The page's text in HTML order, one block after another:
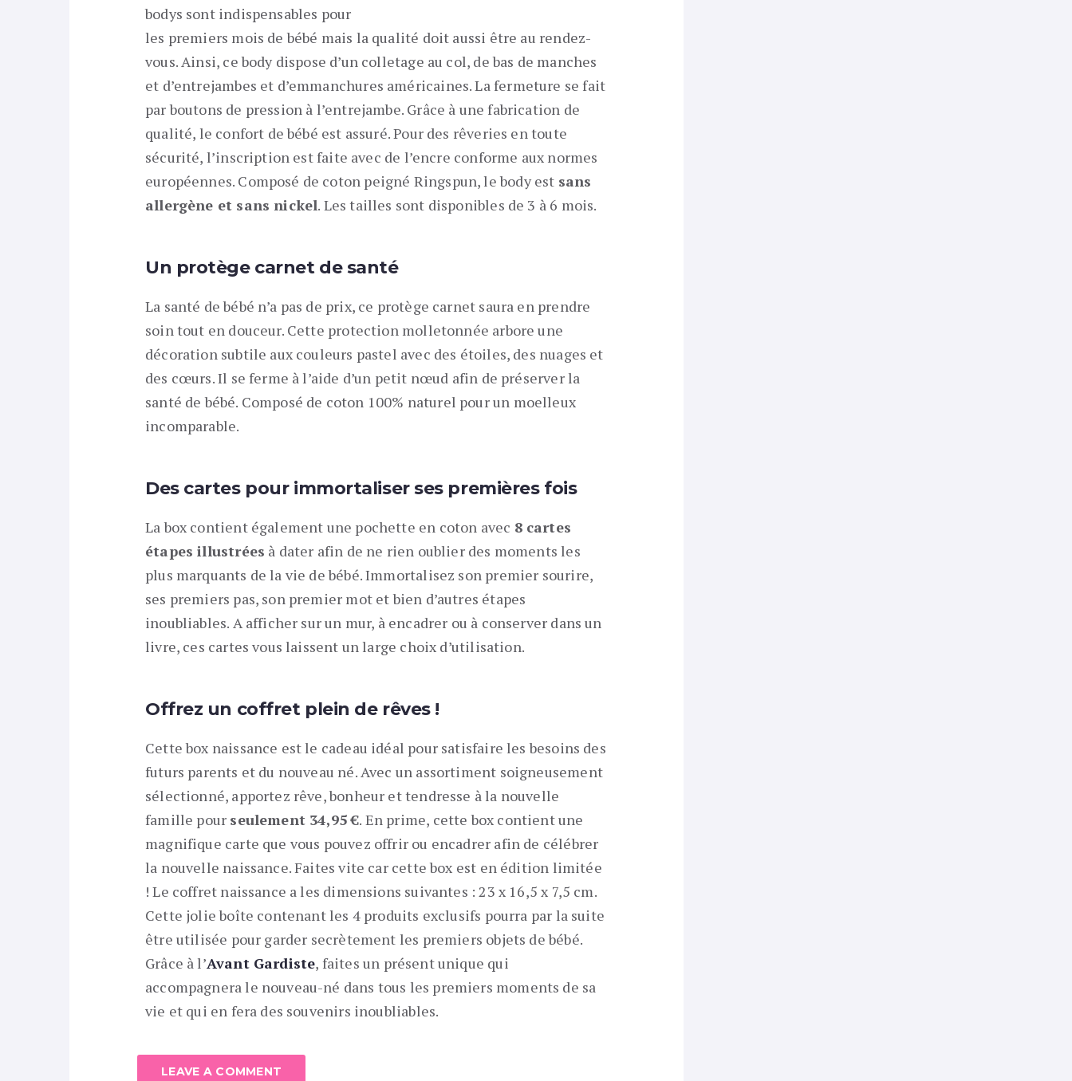
bodys sont indispensables pour
les premiers mois de bébé mais la qualité doit aussi être au rendez-
vous. Ainsi, ce body dispose d’un colletage au col, de bas de manches
et d’entrejambes et d’emmanchures américaines. La fermeture se fait
par boutons de pression à l’entrejambe. Grâce à une fabrication de
qualité, le confort de bébé est assuré. Pour des rêveries en toute
sécurité, l’inscription est faite avec de l’encre conforme aux normes
européennes. Composé de coton peigné Ringspun, le body est sans
allergène et sans nickel. Les tailles sont disponibles de 3 à 6 mois.
Un protège carnet de santé
La santé de bébé n’a pas de prix, ce protège carnet saura en prendre
soin tout en douceur. Cette protection molletonnée arbore une
décoration subtile aux couleurs pastel avec des étoiles, des nuages et
des cœurs. Il se ferme à l’aide d’un petit nœud afin de préserver la
santé de bébé. Composé de coton 100% naturel pour un moelleux
incomparable.
Des cartes pour immortaliser ses premières fois
La box contient également une pochette en coton avec 8 cartes
étapes illustrées à dater afin de ne rien oublier des moments les
plus marquants de la vie de bébé. Immortalisez son premier sourire,
ses premiers pas, son premier mot et bien d’autres étapes
inoubliables. A afficher sur un mur, à encadrer ou à conserver dans un
livre, ces cartes vous laissent un large choix d’utilisation.
Offrez un coffret plein de rêves !
Cette box naissance est le cadeau idéal pour satisfaire les besoins des
futurs parents et du nouveau né. Avec un assortiment soigneusement
sélectionné, apportez rêve, bonheur et tendresse à la nouvelle
famille pour seulement 34,95 €. En prime, cette box contient une
magnifique carte que vous pouvez offrir ou encadrer afin de célébrer
la nouvelle naissance. Faites vite car cette box est en édition limitée
! Le coffret naissance a les dimensions suivantes : 23 x 16,5 x 7,5 cm.
Cette jolie boîte contenant les 4 produits exclusifs pourra par la suite
être utilisée pour garder secrètement les premiers objets de bébé.
Grâce à l’Avant Gardiste, faites un présent unique qui
accompagnera le nouveau-né dans tous les premiers moments de sa
vie et qui en fera des souvenirs inoubliables.
LEAVE A COMMENT